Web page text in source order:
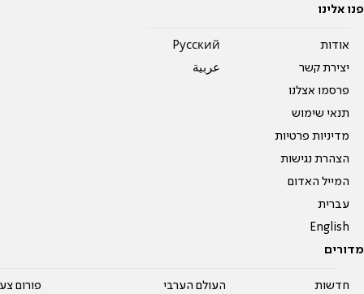
פנו אלינו
אודות
יצירת קשר
פרסמו אצלנו
תנאי שימוש
מדיניות פרטיות
הצהרת נגישות
המייל האדום
עברית
English
Pусский
عربية
מדורים
חדשות העולם הערבי פורום